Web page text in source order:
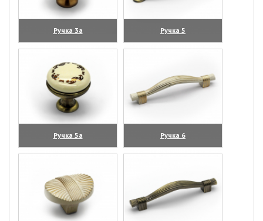
Ручка 3а
(увеличить)
Ручка 5
(увеличить)
Ручка 5а
(увеличить)
Ручка 6
(увеличить)